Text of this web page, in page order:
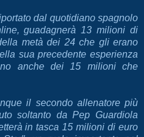
dal quotidiano spagnolo
guadagnerà 13 milioni di
metà dei 24 che gli erano
sua precedente esperienza
anche dei 15 milioni che
il secondo allenatore più
soltanto da Pep Guardiola
in tasca 15 milioni di euro